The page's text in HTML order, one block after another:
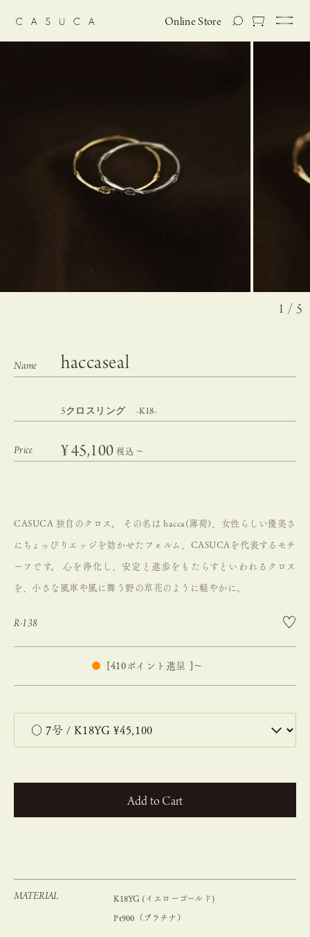
Online Store
1 / 5
haccaseal
5クロスリング -K18-
¥45,100 税込 〜
CASUCA 独自のクロス。 その名は hacca(薄荷)、女性らしい優美さ
にちょっぴりエッジを効かせたフォルム、CASUCAを代表するモチ
ーフです。 心を浄化し、安定と進歩をもたらすといわれるクロス
を、小さな風車や風に舞う野の草花のように軽やかに。
R-138
410 ポイント進呈 ] 〜
カートに入れる
MATERIAL K18YG (イエローゴールド)
Pt900（プラチナ）